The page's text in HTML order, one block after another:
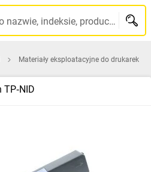
Szukaj po nazwie, indeksie, producencie, kodzie kreskowym...
Materiały eksploatacyjne do drukarek